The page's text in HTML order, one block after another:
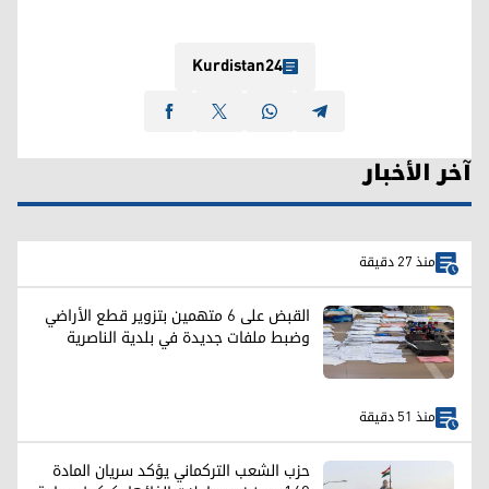
Kurdistan24
آخر الأخبار
منذ 27 دقيقة
القبض على 6 متهمين بتزوير قطع الأراضي
وضبط ملفات جديدة في بلدية الناصرية
منذ 51 دقيقة
حزب الشعب التركماني يؤكد سريان المادة